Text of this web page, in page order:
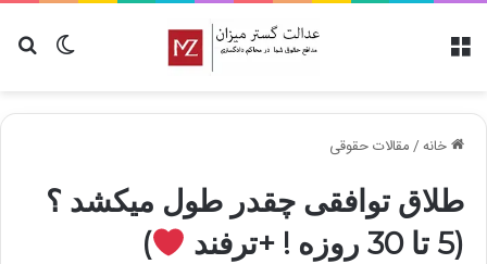
خانه/مقالات حقوقی
طلاق توافقی چقدر طول میکشد ؟
(5 تا 30 روزه ! +ترفند
)